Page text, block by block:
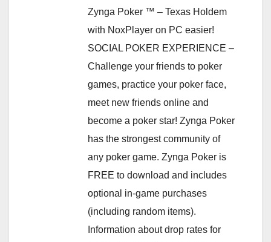
Zynga Poker ™ – Texas Holdem
with NoxPlayer on PC easier!
SOCIAL POKER EXPERIENCE –
Challenge your friends to poker
games, practice your poker face,
meet new friends online and
become a poker star! Zynga Poker
has the strongest community of
any poker game. Zynga Poker is
FREE to download and includes
optional in-game purchases
(including random items).
Information about drop rates for